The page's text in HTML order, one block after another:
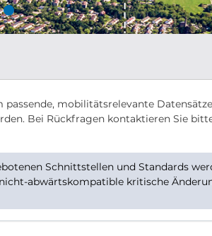
mobilitätsrelevante
Bei Rückfragen kontaktieren Sie
Schnittstellen und Standards
abwärtskompatible kritische